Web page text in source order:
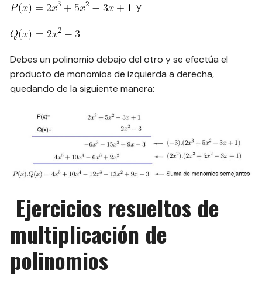
y
Debes un polinomio debajo del otro y se efectúa el
producto de monomios de izquierda a derecha,
quedando de la siguiente manera:
Ejercicios resueltos de
multiplicación de
polinomios